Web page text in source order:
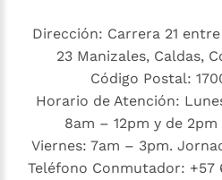
Dirección: Carrera 21
23 Manizales, Caldas,
Código Postal:
Horario de Atención:
8am – 12pm y de
Viernes: 7am – 3pm.
Teléfono Conmutador: +57